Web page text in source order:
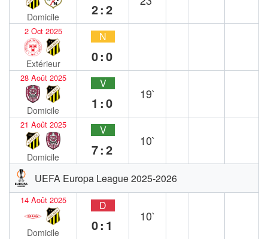
Domicile 2:2
2 Oct 2025
Extérieur
N
0:0
28 Août 2025
Domicile
V
1:0
19`
21 Août 2025
Domicile
V
7:2
10`
UEFA Europa League 2025-2026
14 Août 2025
Domicile
D
0:1
10`